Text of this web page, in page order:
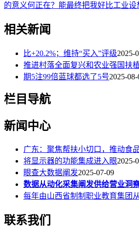
的意义何正在？能最终把我好比工业设
相关新闻
比+20.2%；维持“买入”评级2025-
推进村落全面复兴和农业强国扶
期5注99倍蓝球都选了5号2025-08-
栏目导航
新闻中心
广东：聚焦帮扶小切口，推动食
将显示器的功能集成进入眼2025-
眼查大数据阐发2025-07-09
数据从动化采集阐发供给营业洞
每年由山西省制制职业教育集团
联系我们